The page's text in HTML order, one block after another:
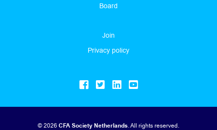
Board
Join
Privacy policy
© 2026 CFA Society Netherlands. All rights reserved.